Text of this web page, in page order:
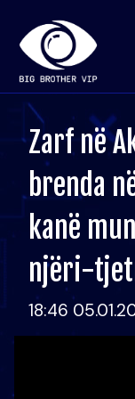
Zarf në
brenda
kanë
njëri-
18:46